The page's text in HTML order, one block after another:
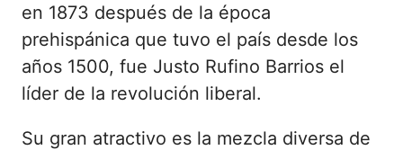
en 1873 después de la época
prehispánica que tuvo el país desde los
años 1500, fue Justo Rufino Barrios el
líder de la revolución liberal.
Su gran atractivo es la mezcla diversa de